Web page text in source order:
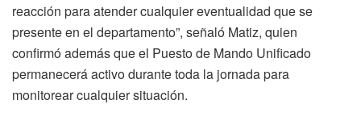
reacción para atender cualquier eventualidad que se
presente en el departamento”, señaló Matiz, quien
confirmó además que el Puesto de Mando Unificado
permanecerá activo durante toda la jornada para
monitorear cualquier situación.